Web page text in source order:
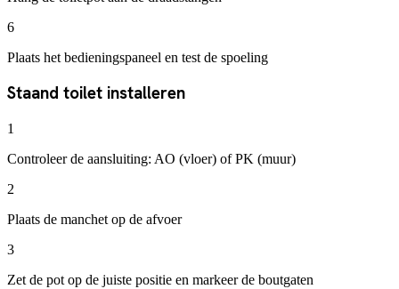
6
Plaats het bedieningspaneel en test de spoeling
Staand toilet installeren
1
Controleer de aansluiting: AO (vloer) of PK (muur)
2
Plaats de manchet op de afvoer
3
Zet de pot op de juiste positie en markeer de boutgaten